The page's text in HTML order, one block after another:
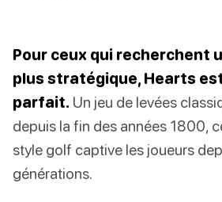
Pour ceux qui recherchent
plus stratégique, Hearts
parfait. Un jeu de levées
depuis la fin des années 1800,
style golf captive les joueurs
générations.